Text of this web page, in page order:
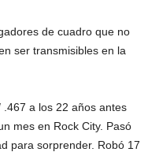
de cuadro que no
ser transmisibles en la
.467 a los 22 años antes
mes en Rock City. Pasó
para sorprender. Robó 17